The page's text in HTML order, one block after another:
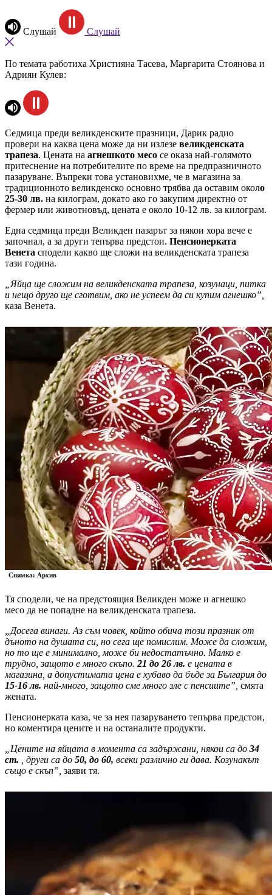
Слушай Слушай
По темата работиха Християна Тасева, Маргарита Стоянова и
Адриян Кулев:
Седмица преди великденските празници, Дарик радио
провери на каква цена може да ни излезе великденската
трапеза. Цената на агнешкото месо се оказа най-голямото
притеснение на потребителите по време на предпразничното
пазаруване. Въпреки това установихме, че в магазина за
традиционното великденско основно трябва да оставим около
25-30 лв. на килограм, докато ако го закупим директно от
фермер или животновъд, цената е около 10-12 лв. за килограм.
Една седмица преди Великден пазарът за някои хора вече е
започнал, а за други тепърва предстои. Пенсионерката
Венета сподели какво ще сложи на великденската трапеза
тази година.
„Яйца ще сложим на великденската трапеза, козунаци, питка
и нещо друго ще сготвим, ако не успеем да си купим агнешко”,
каза Венета.
Снимка: Архив
Тя сподели, че на предстоящия Великден може и агнешко
месо да не попадне на великденската трапеза.
„Досега винаги. Аз съм човек, който обича този празник от
дъното на душата си, но сега ще помислим. Може да сложим,
но то ще е минимално, може би недостатъчно. Малко е
трудно, защото е много скъпо. 21 до 26 лв. е цената в
магазина, а допустимата цена е хубаво да бъде за България до
15-16 лв. най-много, защото сме много зле с пенсиите”, смята
жената.
Пенсионерката каза, че за нея пазаруването тепърва предстои,
но коментира цените и на останалите продукти.
„Цените на яйцата в момента са задържани, някои са до 34
ст.
, други са до 50, до 60, всеки различно ги дава. Козунакът
също е скъп”, заяви тя.